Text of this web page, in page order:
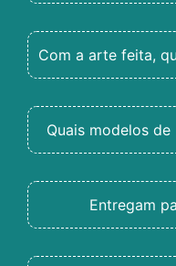
Com a arte feita,
Quais modelos
Entregam